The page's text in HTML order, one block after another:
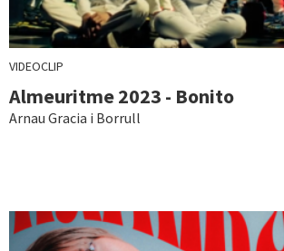
VIDEOCLIP
Almeuritme 2023 - Bonito
Arnau Gracia i Borrull